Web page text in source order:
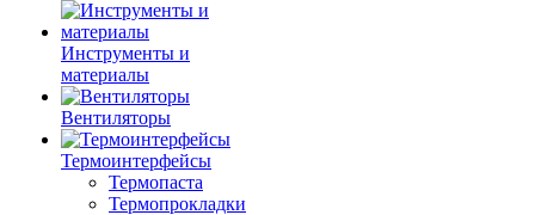
Инструменты и
материалы
Вентиляторы
Термоинтерфейсы
Термопаста
Термопрокладки